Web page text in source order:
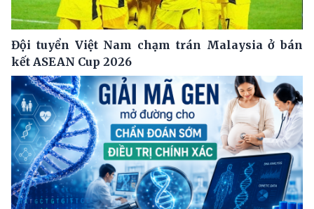
Đội tuyển Việt Nam chạm trán Malaysia ở bán
kết ASEAN Cup 2026